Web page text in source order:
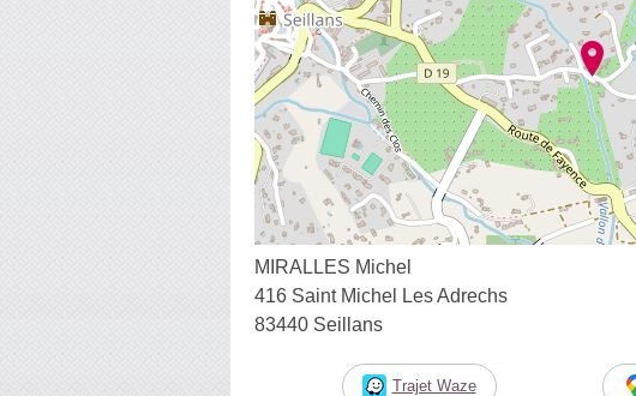
MIRALLES Michel
416 Saint Michel Les Adrechs
83440 Seillans
Trajet Waze